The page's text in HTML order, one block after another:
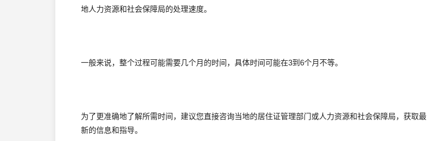
地人力资源和社会保障局的处理速度。
一般来说，整个过程可能需要几个月的时间，具体时间可能在3到6个月不等。
为了更准确地了解所需时间，建议您直接咨询当地的居住证管理部门或人力资源和社会保障局，获取最
新的信息和指导。